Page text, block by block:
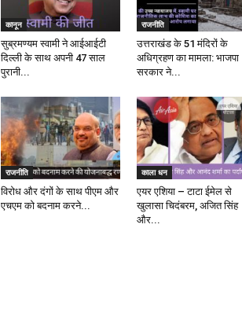
कानून
सुब्रमण्यम स्वामी ने आईआईटी
दिल्ली के साथ अपनी 47 साल
पुरानी...
राजनीति
उत्तराखंड के 51 मंदिरों के
अधिग्रहण का मामला: भाजपा
सरकार ने...
राजनीति
विरोध और दंगों के साथ पीएम और
एचएम को बदनाम करने...
काला धन
एयर एशिया – टाटा ईमेल से
खुलासा चिदंबरम, अजित सिंह
और...